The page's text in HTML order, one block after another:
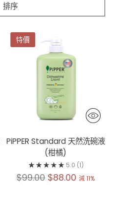
排序
特價
PiPPER Standard 天然洗碗液
(柑橘)
5.0 (1)
原
$99.00 $88.00 減 11%